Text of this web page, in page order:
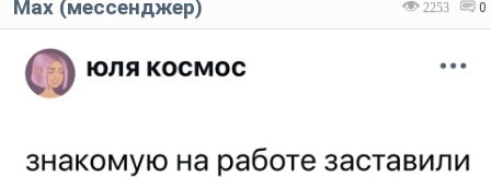
2253 0
Max (мессенджер)